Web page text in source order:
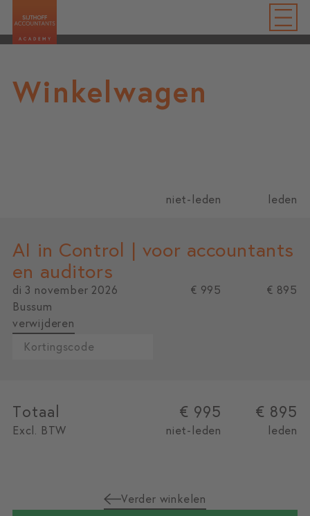
Winkelwagen
niet-leden leden
AI in Control | voor accountants
en auditors
di 3 november 2026
Bussum
€ 995 € 895
verwijderen
Totaal
Excl. BTW
€ 995
niet-leden
€ 895
leden
Verder winkelen